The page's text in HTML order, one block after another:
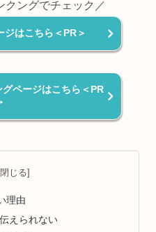
クングでチェック／
ジはこちら＜PR＞
ページはこちら＜PR
理由
えられない